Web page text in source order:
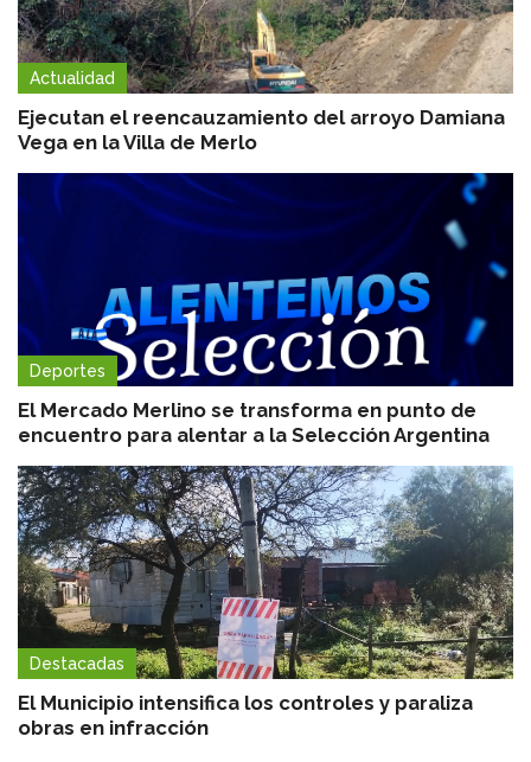
Actualidad
Ejecutan el reencauzamiento del arroyo Damiana
Vega en la Villa de Merlo
Deportes
El Mercado Merlino se transforma en punto de
encuentro para alentar a la Selección Argentina
Destacadas
El Municipio intensifica los controles y paraliza
obras en infracción